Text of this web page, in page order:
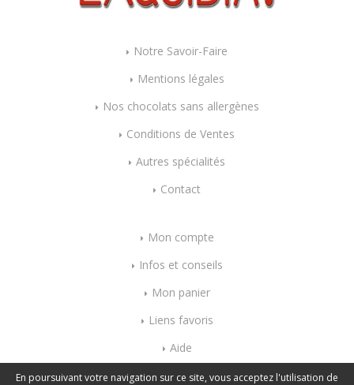
Notre Savoir-Faire
Mentions légales
Nos chocolats sans allergènes
Conditions de Ventes
Autres spécialités
Contact
Mon compte
Infos et conseils
Mon panier
Liens favoris
Aide
Index mots-clés
En poursuivant votre navigation sur ce site, vous acceptez l'utilisation de